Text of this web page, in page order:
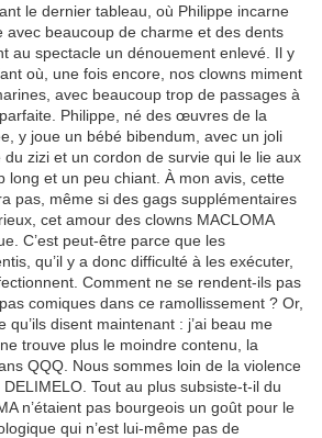
le dernier tableau, où Philippe incarne
avec beaucoup de charme et des dents
au spectacle un dénouement enlevé. Il y
où, une fois encore, nos clowns miment
avec beaucoup trop de passages à
Philippe, né des œuvres de la
y joue un bébé bibendum, avec un joli
zizi et un cordon de survie qui le lie aux
long et un peu chiant. À mon avis, cette
pas, même si des gags supplémentaires
cet amour des clowns MACLOMA
C’est peut-être parce que les
qu’il y a donc difficulté à les exécuter,
Comment ne se rendent-ils pas
comiques dans ce ramollissement ? Or,
qu’ils disent maintenant : j’ai beau me
trouve plus le moindre contenu, la
QQQ. Nous sommes loin de la violence
Tout au plus subsiste-t-il du
n’étaient pas bourgeois un goût pour le
qui n’est lui-même pas de